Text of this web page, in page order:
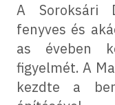
A Soroksári
fenyves és
as éveben
figyelmét. A
kezdte a